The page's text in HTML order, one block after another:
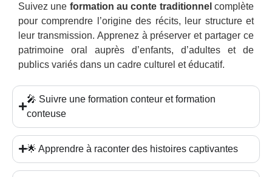
Suivez une formation au conte traditionnel complète
pour comprendre l’origine des récits, leur structure et
leur transmission. Apprenez à préserver et partager ce
patrimoine oral auprès d’enfants, d’adultes et de
publics variés dans un cadre culturel et éducatif.
🎤 Suivre une formation conteur et formation
conteuse
🌟 Apprendre à raconter des histoires captivantes